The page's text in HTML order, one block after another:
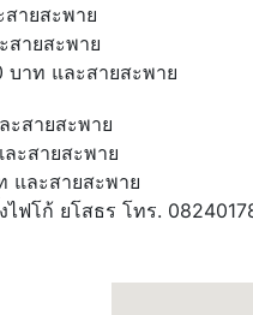
สายสะพาย
สายสะพาย
บาท และสายสะพาย
ะสายสะพาย
ะสายสะพาย
และสายสะพาย
ไฟโก้ ยโสธร โทร.